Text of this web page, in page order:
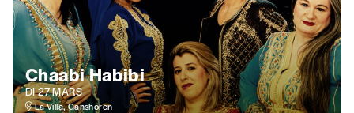
Chaabi Habibi
DI 27 MARS
La Villa, Ganshoren